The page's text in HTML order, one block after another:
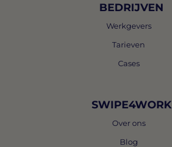
BEDRIJVEN
Werkgevers
Tarieven
Cases
SWIPE4WORK
Over ons
Blog